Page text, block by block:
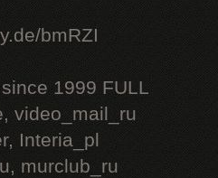
bmRZI
1999 FULL
video_mail_ru
Interia_pl
murclub_ru